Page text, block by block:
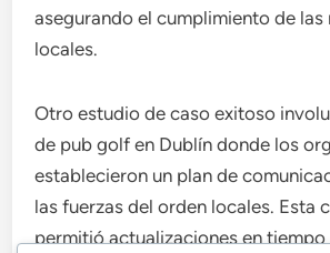
asegurando el cumplimiento de las
locales.
Otro estudio de caso exitoso
de pub golf en Dublín donde los
establecieron un plan de
las fuerzas del orden locales. Esta
permitió actualizaciones en tiempo